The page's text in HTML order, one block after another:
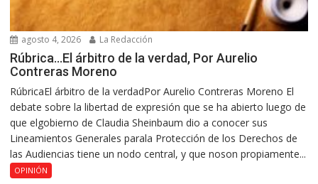
agosto 4, 2026 La Redacción
Rúbrica…El árbitro de la verdad, Por Aurelio
Contreras Moreno
RúbricaEl árbitro de la verdadPor Aurelio Contreras Moreno El
debate sobre la libertad de expresión que se ha abierto luego de
que elgobierno de Claudia Sheinbaum dio a conocer sus
Lineamientos Generales parala Protección de los Derechos de
las Audiencias tiene un nodo central, y que noson propiamente...
OPINIÓN